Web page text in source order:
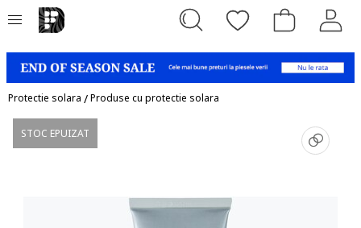
Protectie solara /Produse cu protectie solara
STOC EPUIZAT